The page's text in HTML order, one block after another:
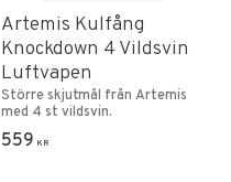
Artemis Kulfång
Knockdown 4 Vildsvin
Luftvapen
Större skjutmål från Artemis
med 4 st vildsvin.
559 KR